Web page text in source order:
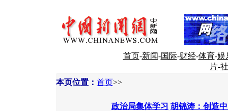
首页-新闻-国际-财经-体育-娱
片-
本页位置： 首页>>
政治局集体学习 胡锦涛：创造